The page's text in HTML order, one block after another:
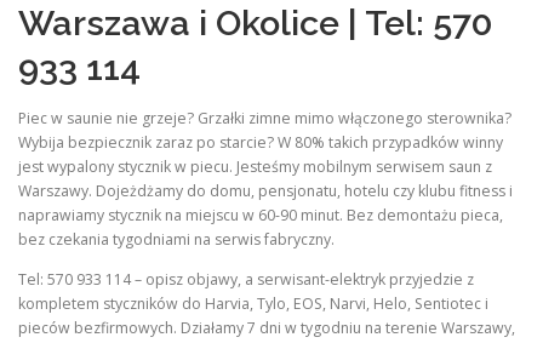
Warszawa i Okolice | Tel: 570
933 114
Piec w saunie nie grzeje? Grzałki zimne mimo włączonego sterownika?
Wybija bezpiecznik zaraz po starcie? W 80% takich przypadków winny
jest wypalony stycznik w piecu. Jesteśmy mobilnym serwisem saun z
Warszawy. Dojeżdżamy do domu, pensjonatu, hotelu czy klubu fitness i
naprawiamy stycznik na miejscu w 60-90 minut. Bez demontażu pieca,
bez czekania tygodniami na serwis fabryczny.
Tel: 570 933 114 – opisz objawy, a serwisant-elektryk przyjedzie z
kompletem styczników do Harvia, Tylo, EOS, Narvi, Helo, Sentiotec i
pieców bezfirmowych. Działamy 7 dni w tygodniu na terenie Warszawy,